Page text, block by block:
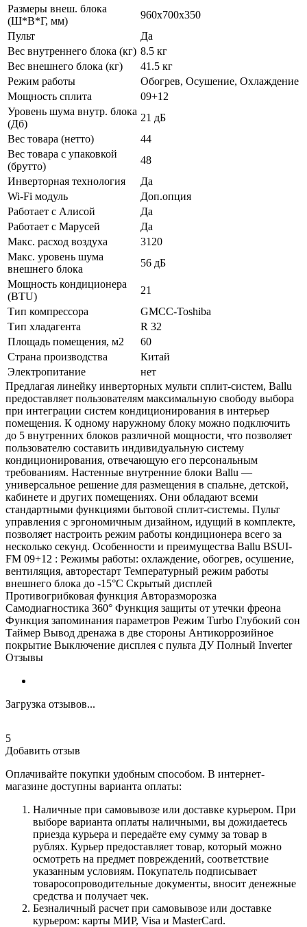
Размеры внеш. блока
(Ш*В*Г, мм)
960х700х350
Пульт
Да
Вес внутреннего блока (кг) 8.5 кг
Вес внешнего блока (кг)
41.5 кг
Режим работы
Обогрев, Осушение, Охлаждение
Мощность сплита
09+12
Уровень шума внутр. блока
(Дб)
21 дБ
Вес товара (нетто)
44
Вес товара с упаковкой
(брутто)
48
Инверторная технология
Да
Wi-Fi модуль
Доп.опция
Работает с Алисой
Да
Работает с Марусей
Да
Макс. расход воздуха
3120
Макс. уровень шума
внешнего блока
56 дБ
Мощность кондиционера
(BTU)
21
Тип компрессора
GMCC-Toshiba
Тип хладагента
R 32
Площадь помещения, м2
60
Страна производства
Китай
Электропитание
нет
Предлагая линейку инверторных мульти сплит-систем, Ballu
предоставляет пользователям максимальную свободу выбора
при интеграции систем кондиционирования в интерьер
помещения. К одному наружному блоку можно подключить
до 5 внутренних блоков различной мощности, что позволяет
пользователю составить индивидуальную систему
кондиционирования, отвечающую его персональным
требованиям. Настенные внутренние блоки Ballu —
универсальное решение для размещения в спальне, детской,
кабинете и других помещениях. Они обладают всеми
стандартными функциями бытовой сплит-системы. Пульт
управления с эргономичным дизайном, идущий в комплекте,
позволяет настроить режим работы кондиционера всего за
несколько секунд. Особенности и преимущества Ballu BSUI-
FM 09+12 : Режимы работы: охлаждение, обогрев, осушение,
вентиляция, авторестарт Температурный режим работы
внешнего блока до -15°C Скрытый дисплей
Противогрибковая функция Авторазморозка
Самодиагностика 360° Функция защиты от утечки фреона
Функция запоминания параметров Режим Turbo Глубокий сон
Таймер Вывод дренажа в две стороны Антикоррозийное
покрытие Выключение дисплея с пульта ДУ Полный Inverter
Отзывы
Загрузка отзывов...
5
Добавить отзыв
Оплачивайте покупки удобным способом. В интернет-
магазине доступны варианта оплаты:
Наличные при самовывозе или доставке курьером. При
выборе варианта оплаты наличными, вы дожидаетесь
приезда курьера и передаёте ему сумму за товар в
рублях. Курьер предоставляет товар, который можно
осмотреть на предмет повреждений, соответствие
указанным условиям. Покупатель подписывает
товаросопроводительные документы, вносит денежные
средства и получает чек.
Безналичный расчет при самовывозе или доставке
курьером: карты МИР, Visa и MasterCard.